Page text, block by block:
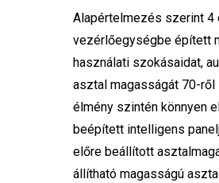
Alapértelmezés szerint 4
vezérlőegységbe épített
használati szokásaidat,
asztal magasságát 70-
élmény szintén könnyen
beépített intelligens
előre beállított
állítható magasságú